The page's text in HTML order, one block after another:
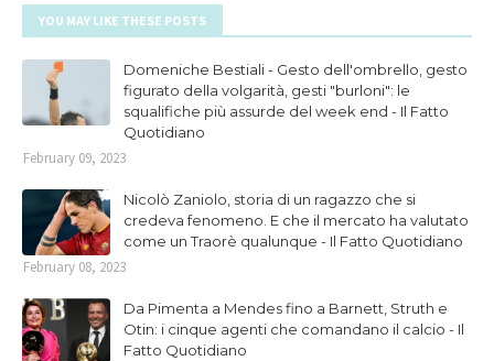
YOU MAY LIKE THESE POSTS
Domeniche Bestiali - Gesto dell'ombrello, gesto
figurato della volgarità, gesti "burloni": le
squalifiche più assurde del week end - Il Fatto
Quotidiano
February 09, 2023
Nicolò Zaniolo, storia di un ragazzo che si
credeva fenomeno. E che il mercato ha valutato
come un Traorè qualunque - Il Fatto Quotidiano
February 08, 2023
Da Pimenta a Mendes fino a Barnett, Struth e
Otin: i cinque agenti che comandano il calcio - Il
Fatto Quotidiano